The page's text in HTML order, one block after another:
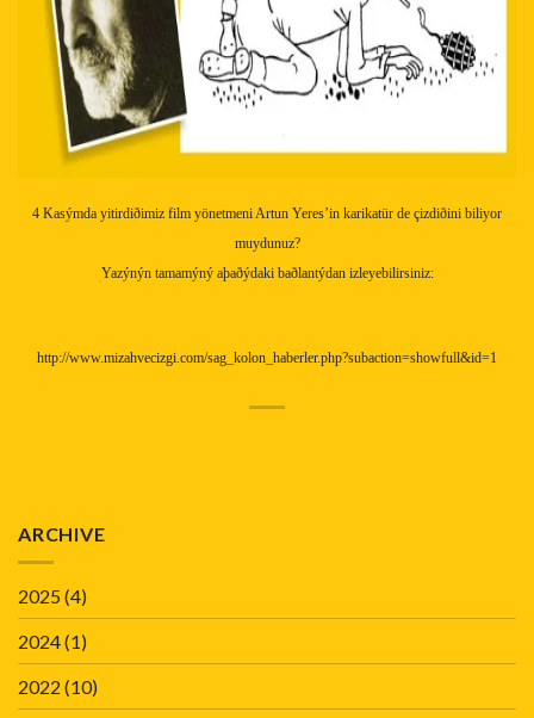
4 Kasýmda yitirdiðimiz film yönetmeni Artun Yeres’in karikatür de çizdiðini biliyor
muydunuz?
Yazýnýn tamamýný aþaðýdaki baðlantýdan izleyebilirsiniz:
http://www.mizahvecizgi.com/sag_kolon_haberler.php?subaction=showfull&id=1
ARCHIVE
2025(4)
2024(1)
2022 (10)